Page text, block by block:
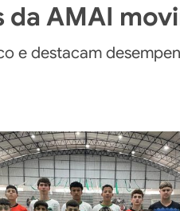
da AMAI
e destacam